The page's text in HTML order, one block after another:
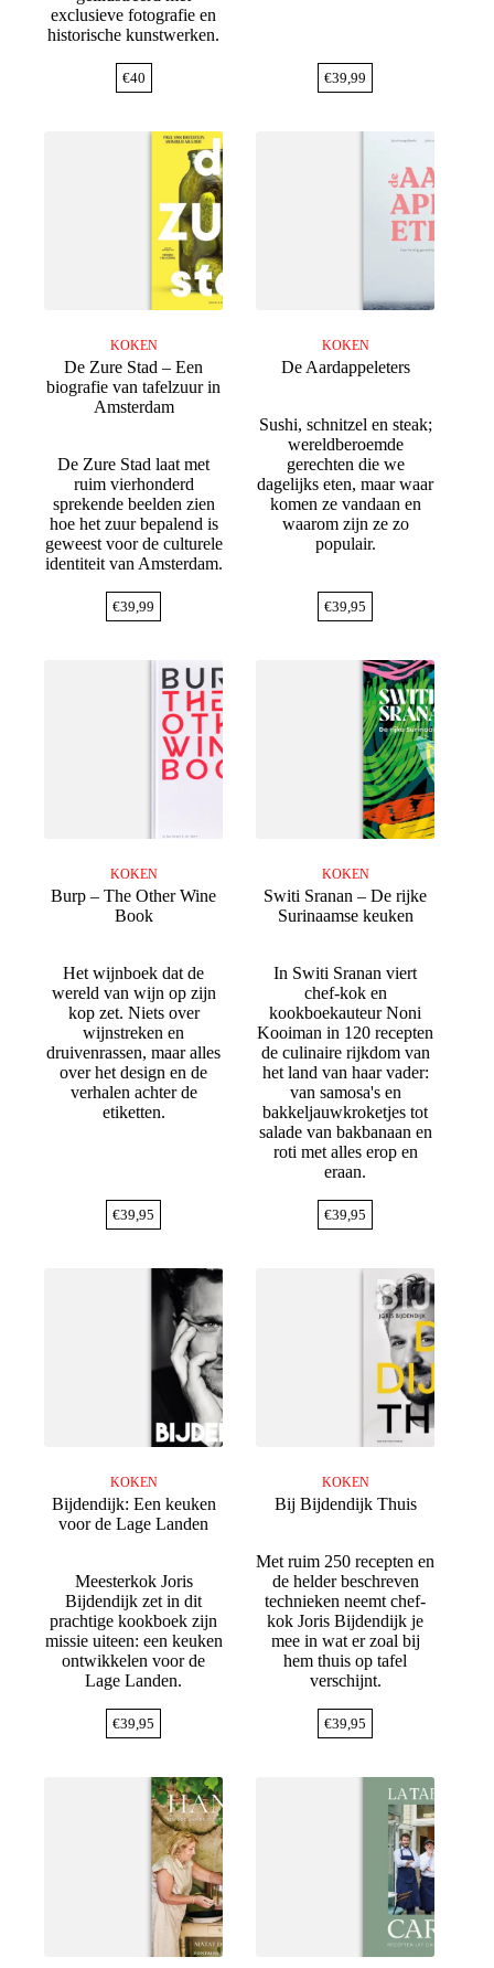
exclusieve fotografie en
historische kunstwerken.
€40 €39,99
KOKEN
De Zure Stad – Een
biografie van tafelzuur in
Amsterdam
De Zure Stad laat met
ruim vierhonderd
sprekende beelden zien
hoe het zuur bepalend is
geweest voor de culturele
identiteit van Amsterdam.
€39,99
KOKEN
De Aardappeleters
Sushi, schnitzel en steak;
wereldberoemde
gerechten die we
dagelijks eten, maar waar
komen ze vandaan en
waarom zijn ze zo
populair.
€39,95
KOKEN
Burp – The Other Wine
Book
Het wijnboek dat de
wereld van wijn op zijn
kop zet. Niets over
wijnstreken en
druivenrassen, maar alles
over het design en de
verhalen achter de
etiketten.
€39,95
KOKEN
Switi Sranan – De rijke
Surinaamse keuken
In Switi Sranan viert
chef-kok en
kookboekauteur Noni
Kooiman in 120 recepten
de culinaire rijkdom van
het land van haar vader:
van samosa's en
bakkeljauwkroketjes tot
salade van bakbanaan en
roti met alles erop en
eraan.
€39,95
KOKEN
Bijdendijk: Een keuken
voor de Lage Landen
Meesterkok Joris
Bijdendijk zet in dit
prachtige kookboek zijn
missie uiteen: een keuken
ontwikkelen voor de
Lage Landen.
€39,95
KOKEN
Bij Bijdendijk Thuis
Met ruim 250 recepten en
de helder beschreven
technieken neemt chef-
kok Joris Bijdendijk je
mee in wat er zoal bij
hem thuis op tafel
verschijnt.
€39,95